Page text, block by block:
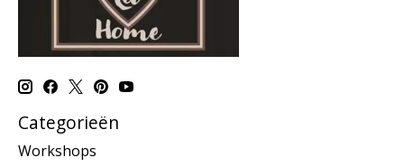
Categorieën
Workshops